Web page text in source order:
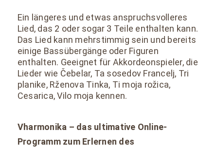
Ein längeres und etwas anspruchsvolleres
Lied, das 2 oder sogar 3 Teile enthalten kann.
Das Lied kann mehrstimmig sein und bereits
einige Bassübergänge oder Figuren
enthalten. Geeignet für Akkordeonspieler, die
Lieder wie Čebelar, Ta sosedov Francelj, Tri
planike, Rženova Tinka, Ti moja rožica,
Cesarica, Vilo moja kennen.
Vharmonika – das ultimative Online-
Programm zum Erlernen des